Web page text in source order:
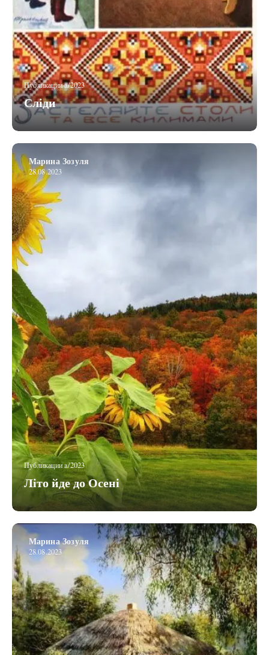
Публикации a/2023
Сліди
Публикации a/2023
Літо йде до Осені
Марина Зозуля
28.08.2023
Марина Зозуля
28.08.2023